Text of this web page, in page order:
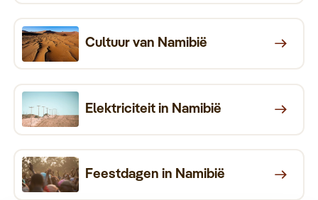
Cultuur van Namibië
Elektriciteit in Namibië
Feestdagen in Namibië